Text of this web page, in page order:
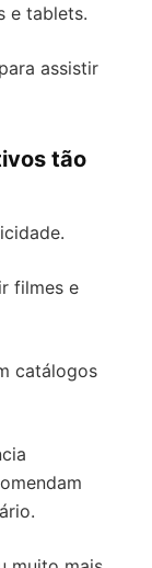
e tablets.
assistir
tão
filmes e
catálogos